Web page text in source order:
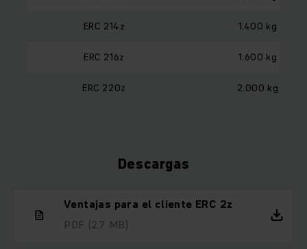
ERC 214z 1.400 kg
ERC 216z 1.600 kg
ERC 220z 2.000 kg
Descargas
Ventajas para el cliente ERC 2z
PDF (2,7 MB)